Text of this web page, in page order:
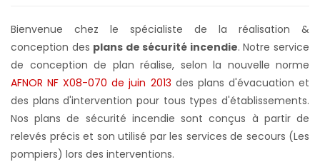
Bienvenue chez le spécialiste de la réalisation &
conception des plans de sécurité incendie. Notre service
de conception de plan réalise, selon la nouvelle norme
AFNOR NF X08-070 de juin 2013 des plans d'évacuation et
des plans d'intervention pour tous types d'établissements.
Nos plans de sécurité incendie sont conçus à partir de
relevés précis et son utilisé par les services de secours (Les
pompiers) lors des interventions.